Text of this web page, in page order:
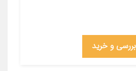
بررسی و خرید